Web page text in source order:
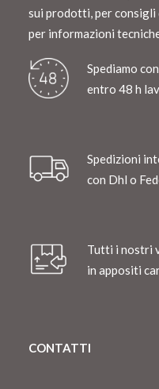
sui prodotti, per consigli
per informazioni
Spediamo
entro 48 h
Spedizioni
con Dhl o
Tutti i nostri
in appositi
CONTATTI